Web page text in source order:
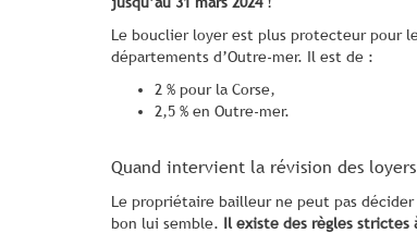
Le bouclier loyer est plus protecteur pour
départements d’Outre-mer. Il est de :
2 % pour la Corse,
2,5 % en Outre-mer.
Quand intervient la révision des loyers
Le propriétaire bailleur ne peut pas
bon lui semble. Il existe des règles strictes